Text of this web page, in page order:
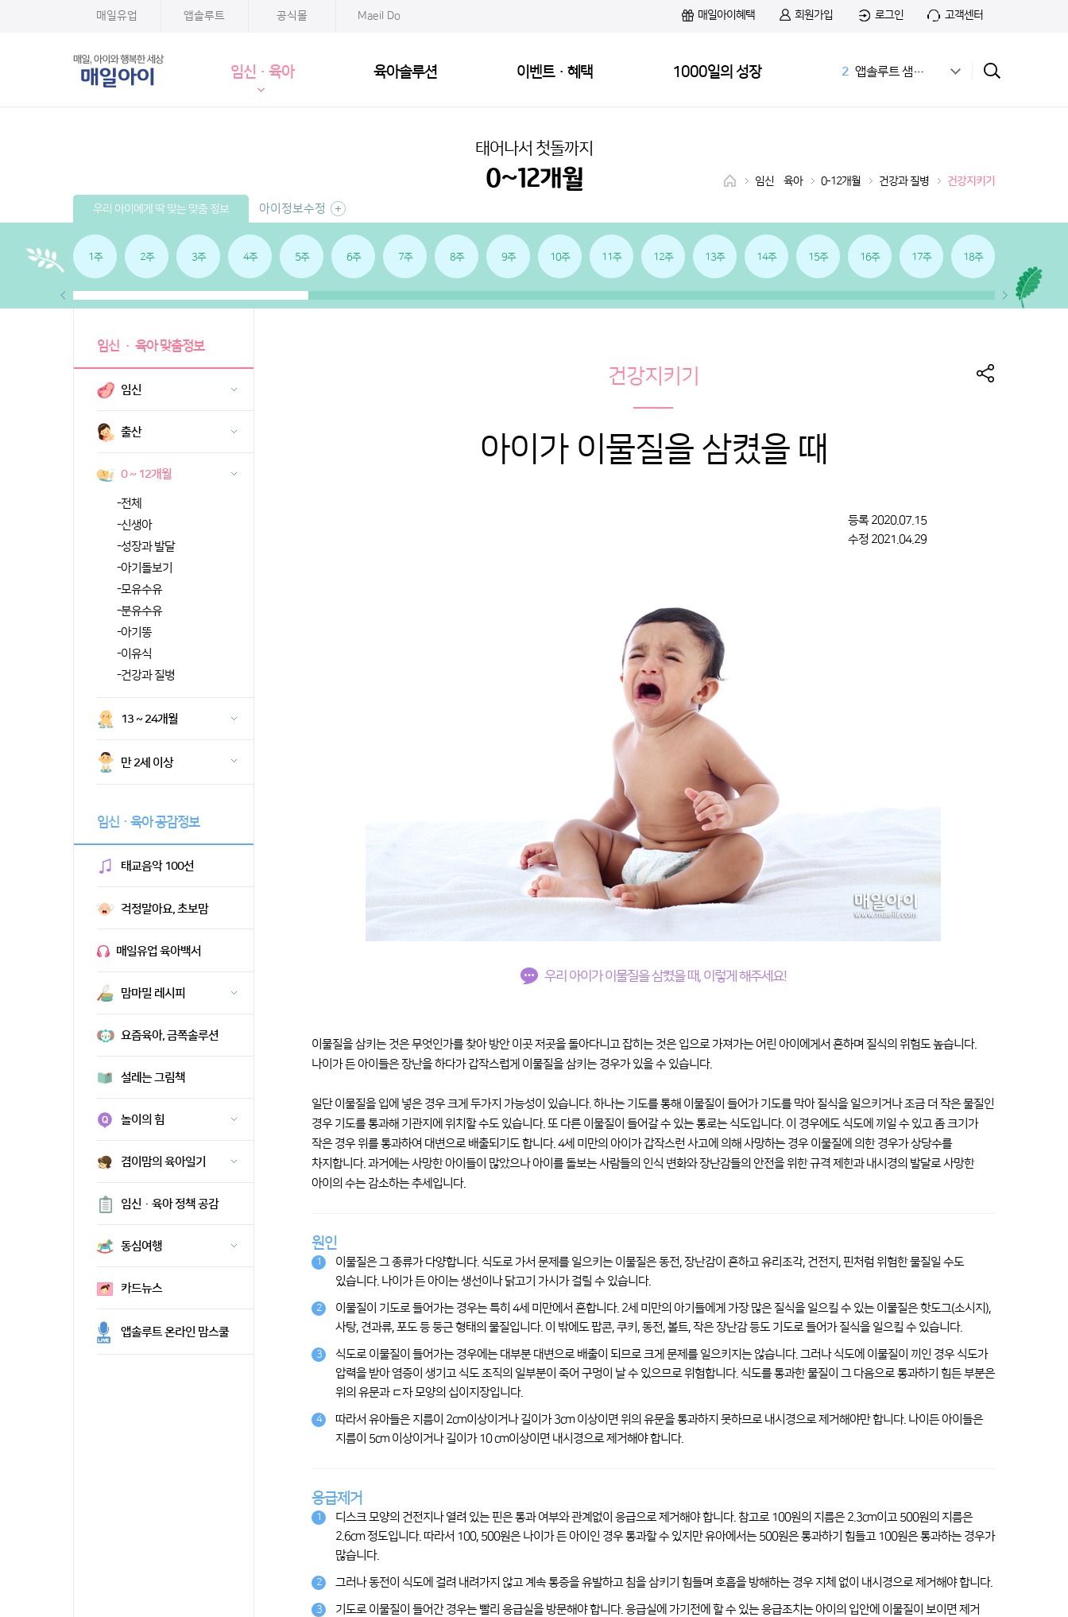
매일유업 앱솔루트 공식몰 Maeil Do 매일아이혜택 회원가입 로그인 고객센터
임신·육아 육아솔루션 이벤트·혜택 1000일의 성장
2
앱솔루트 샘플신청
8 치즈
10 166화
태어나서 첫돌까지
임신•육아 0-12개월 건강과 질병 건강지키기
우리 아이에게 딱 맞는 맞춤 정보 아이정보수정
1주 2주 3주 4주 5주 6주 7주 8주 9주 10주 11주 12주 13주 14주 15주 16주 17주 18주
임신 · 육아 맞춤정보
임신
출산
0 ~ 12개월
-전체
-신생아
-성장과 발달
-아기돌보기
-모유수유
-분유수유
-아기똥
-이유식
-건강과 질병
13 ~ 24개월
만 2세 이상
임신ㆍ육아 공감정보
태교음악 100선
걱정말아요, 초보맘
매일유업 육아백서
맘마밀 레시피
요즘육아, 금쪽솔루션
설레는 그림책
놀이의 힘
겸이맘의 육아일기
임신·육아 정책 공감
동심여행
카드뉴스
앱솔루트 온라인 맘스쿨
건강지키기
아이가 이물질을 삼켰을 때
등록2020.07.15
수정 2021.04.29
우리 아이가 이물질을 삼켰을 때, 이렇게 해주세요!
이물질을 삼키는 것은 무엇인가를 찾아 방안 이곳 저곳을 돌아다니고 잡히는 것은 입으로 가져가는 어린 아이에게서 흔하며 질식의 위험도 높습니다.
나이가 든 아이들은 장난을 하다가 갑작스럽게 이물질을 삼키는 경우가 있을 수 있습니다.
일단 이물질을 입에 넣은 경우 크게 두가지 가능성이 있습니다. 하나는 기도를 통해 이물질이 들어가 기도를 막아 질식을 일으키거나 조금 더 작은 물질인
경우 기도를 통과해 기관지에 위치할 수도 있습니다. 또 다른 이물질이 들어갈 수 있는 통로는 식도입니다. 이 경우에도 식도에 끼일 수 있고 좀 크기가
작은 경우 위를 통과하여 대변으로 배출되기도 합니다. 4세 미만의 아이가 갑작스런 사고에 의해 사망하는 경우 이물질에 의한 경우가 상당수를
차지합니다. 과거에는 사망한 아이들이 많았으나 아이를 돌보는 사람들의 인식 변화와 장난감들의 안전을 위한 규격 제한과 내시경의 발달로 사망한
아이의 수는 감소하는 추세입니다.
원인
1
이물질은 그 종류가 다양합니다. 식도로 가서 문제를 일으키는 이물질은 동전, 장난감이 흔하고 유리조각, 건전지, 핀처럼 위험한 물질일 수도
있습니다. 나이가 든 아이는 생선이나 닭고기 가시가 걸릴 수 있습니다.
2
이물질이 기도로 들어가는 경우는 특히 4세 미만에서 흔합니다. 2세 미만의 아기들에게 가장 많은 질식을 일으킬 수 있는 이물질은 핫도그(소시지),
사탕, 견과류, 포도 등 둥근 형태의 물질입니다. 이 밖에도 팝콘, 쿠키, 동전, 볼트, 작은 장난감 등도 기도로 들어가 질식을 일으킬 수 있습니다.
3
식도로 이물질이 들어가는 경우에는 대부분 대변으로 배출이 되므로 크게 문제를 일으키지는 않습니다. 그러나 식도에 이물질이 끼인 경우 식도가
압력을 받아 염증이 생기고 식도 조직의 일부분이 죽어 구멍이 날 수 있으므로 위험합니다. 식도를 통과한 물질이 그 다음으로 통과하기 힘든 부분은
위의 유문과 ㄷ자 모양의 십이지장입니다.
4
따라서 유아들은 지름이 2cm이상이거나 길이가 3cm 이상이면 위의 유문을 통과하지 못하므로 내시경으로 제거해야만 합니다. 나이든 아이들은
지름이 5cm 이상이거나 길이가 10 cm이상이면 내시경으로 제거해야 합니다.
응급제거
1
디스크 모양의 건전지나 열려 있는 핀은 통과 여부와 관계없이 응급으로 제거해야 합니다. 참고로 100원의 지름은 2.3cm이고 500원의 지름은
2.6cm 정도입니다. 따라서 100, 500원은 나이가 든 아이인 경우 통과할 수 있지만 유아에서는 500원은 통과하기 힘들고 100원은 통과하는 경우가
많습니다.
2 그러나 동전이 식도에 걸려 내려가지 않고 계속 통증을 유발하고 침을 삼키기 힘들며 호흡을 방해하는 경우 지체 없이 내시경으로 제거해야 합니다.
3
기도로 이물질이 들어간 경우는 빨리 응급실을 방문해야 합니다. 응급실에 가기전에 할 수 있는 응급조치는 아이의 입안에 이물질이 보이면 제거